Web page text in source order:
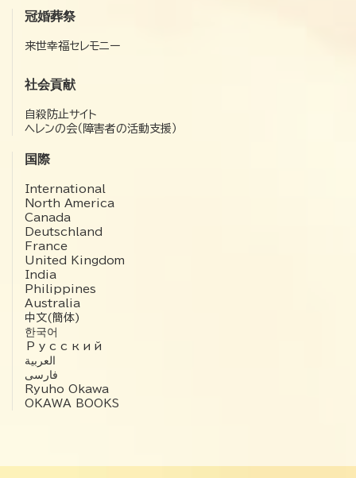
冠婚葬祭
来世幸福セレモニー
社会貢献
自殺防止サイト
ヘレンの会（障害者の活動支援）
国際
International
North America
Canada
Deutschland
France
United Kingdom
India
Philippines
Australia
中文(簡体)
한국어
Русский
العربية‏
فارسی
Ryuho Okawa
OKAWA BOOKS